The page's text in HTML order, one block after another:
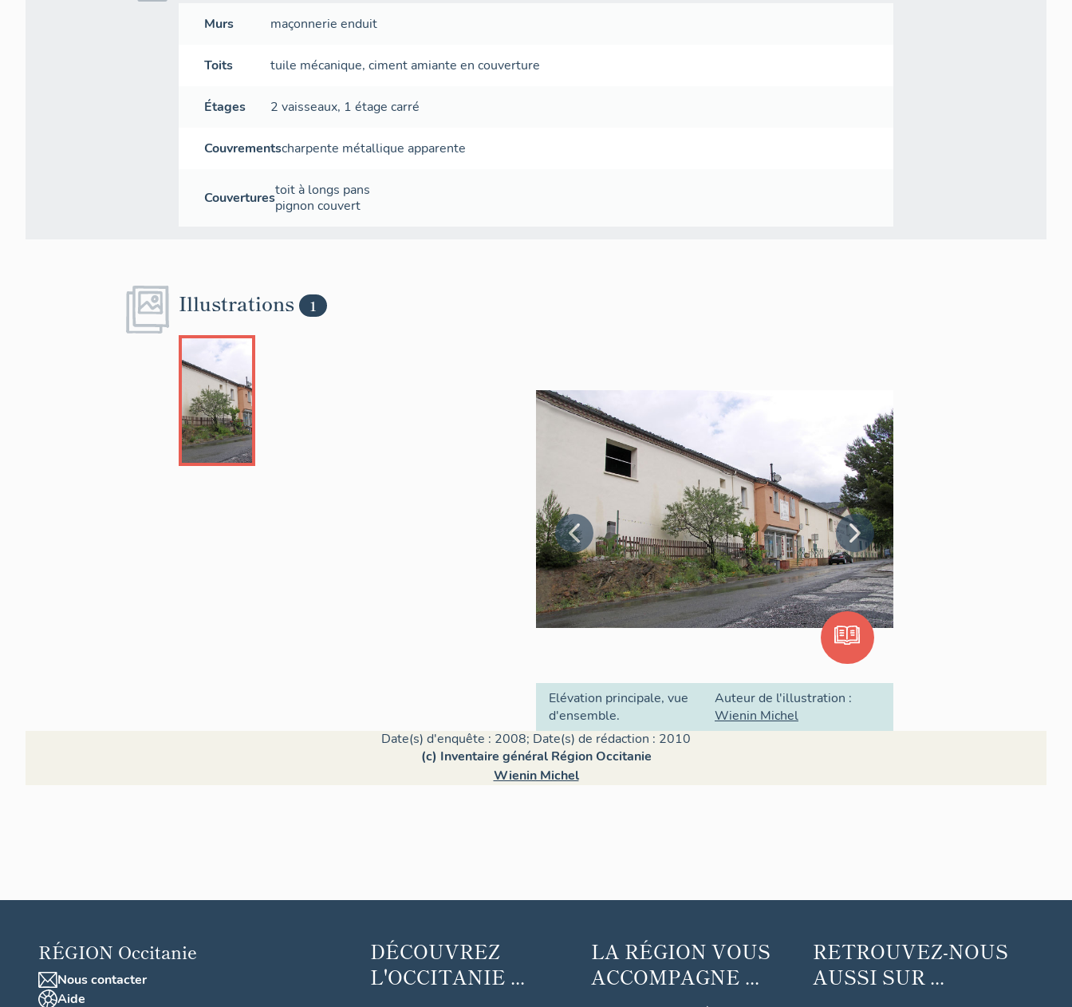
Murs maçonnerie enduit
Toits tuile mécanique,ciment amiante en couverture
Étages 2 vaisseaux, 1 étage carré
Couvrementscharpente métallique apparente
Couverturestoit à longs pans
pignon couvert
Illustrations 1
Elévation principale, vue
d'ensemble.
Auteur de l'illustration :
Wienin Michel
Date(s) d'enquête : 2008; Date(s) de rédaction : 2010
(c) Inventaire général Région Occitanie
Wienin Michel
RÉGION Occitanie
Nous contacter
Aide
DÉCOUVREZ
L'OCCITANIE ...
LA RÉGION VOUS
ACCOMPAGNE ...
RETROUVEZ-NOUS
AUSSI SUR ...